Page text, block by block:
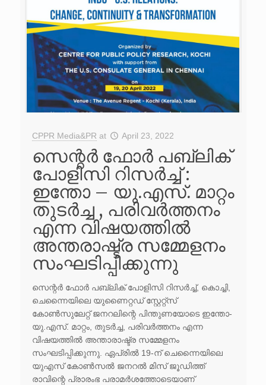
CPPR Media&PR at April 23, 2022
സെന്റർ ഫോർ പബ്ലിക്
പോളിസി റിസർച്ച് :
ഇന്തോ – യു.എസ്. മാറ്റം
തുടർച്ച , പരിവർത്തനം
എന്ന വിഷയത്തിൽ
അന്തരാഷ്ട്ര സമ്മേളനം
സംഘടിപ്പിക്കുന്നു
സെന്റർ ഫോർ പബ്ലിക് പോളിസി റിസർച്ച്, കൊച്ചി,
ചെന്നൈയിലെ യുണൈറ്റഡ് സ്റ്റേറ്റ്സ്
കോൺസുലേറ്റ് ജനറലിന്റെ പിന്തുണയോടെ ഇന്തോ-
യു.എസ്. മാറ്റം, തുടർച്ച, പരിവർത്തനം എന്ന
വിഷയത്തിൽ അന്താരാഷ്ട്ര സമ്മേളനം
സംഘടിപ്പിക്കുന്നു. ഏപ്രിൽ 19-ന് ചെന്നൈയിലെ
യുഎസ് കോൺസൽ ജനറൽ മിസ് ജൂഡിത്ത്
രാവിന്റെ പ്രാരംഭ പരാമർശത്തോടെയാണ്